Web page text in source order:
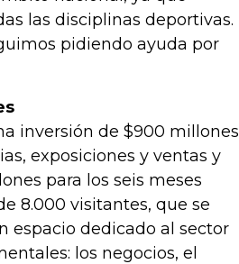
las disciplinas deportivas.
pidiendo ayuda por
inversión de $900
exposiciones y ventas y
para los seis meses
8.000 visitantes, que se
espacio dedicado al sector
los negocios, el